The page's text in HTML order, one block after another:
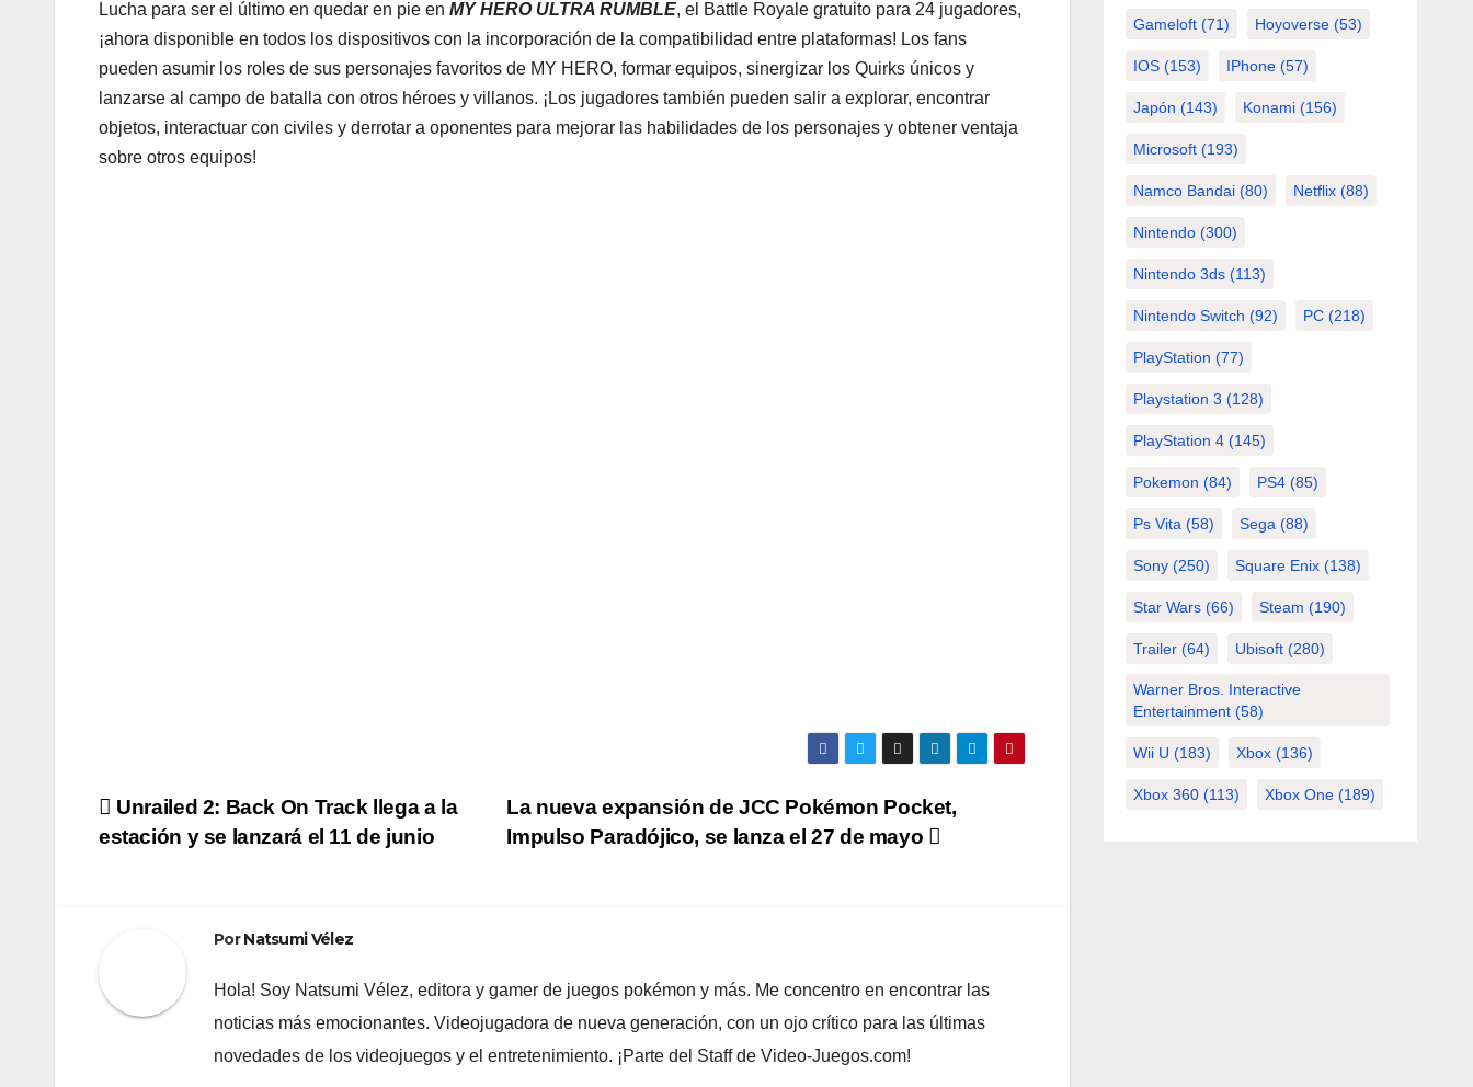
Lucha para ser el último en quedar en pie en MY HERO ULTRA RUMBLE, el Battle Royale gratuito para 24 jugadores,
¡ahora disponible en todos los dispositivos con la incorporación de la compatibilidad entre plataformas! Los fans
pueden asumir los roles de sus personajes favoritos de MY HERO, formar equipos, sinergizar los Quirks únicos y
lanzarse al campo de batalla con otros héroes y villanos. ¡Los jugadores también pueden salir a explorar, encontrar
objetos, interactuar con civiles y derrotar a oponentes para mejorar las habilidades de los personajes y obtener ventaja
sobre otros equipos!
Navegación
La nueva expansión de JCC Pokémon Pocket,
Impulso Paradójico, se lanza el 27 de mayo
Unrailed 2: Back On Track llega a la
estación y se lanzará el 11 de junio
PorNatsumi Vélez
Hola! Soy Natsumi Vélez, editora y gamer de juegos pokémon y más. Me concentro en encontrar las
noticias más emocionantes. Videojugadora de nueva generación, con un ojo crítico para las últimas
novedades de los videojuegos y el entretenimiento. ¡Parte del Staff de Video-Juegos.com!
Gameloft(71) Hoyoverse(53)
IOS(153) IPhone(57)
Japón (143) Konami(156)
Microsoft(193)
Namco Bandai(80) Netflix(88)
Nintendo(300)
Nintendo 3ds(113)
Nintendo Switch (92) PC(218)
PlayStation (77)
Playstation 3 (128)
PlayStation 4(145)
Pokemon (84) PS4(85)
Ps Vita (58) Sega (88)
Sony(250) Square Enix(138)
Star Wars(66) Steam (190)
Trailer(64) Ubisoft(280)
Warner Bros. Interactive
Entertainment(58)
Wii U (183) Xbox(136)
Xbox 360(113) Xbox One(189)